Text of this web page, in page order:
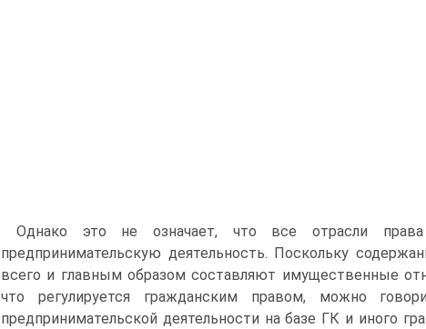
Однако это не означает, что все отрасли
предпринимательскую деятельность. Поскольку
всего и главным образом составляют имущественные
что регулируется гражданским правом, можно
предпринимательской деятельности на базе ГК и иного